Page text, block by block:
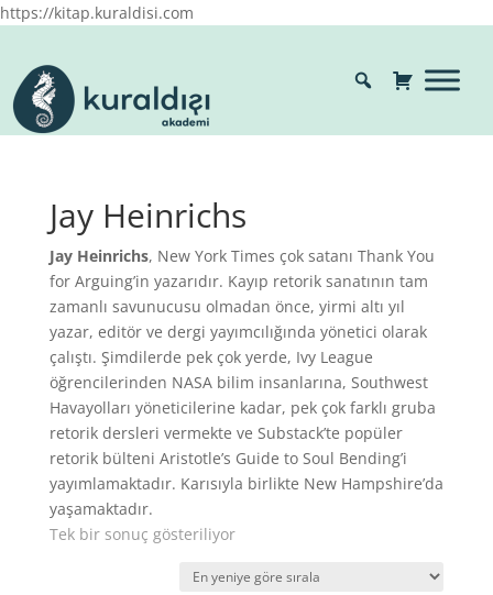
https://kitap.kuraldisi.com
Jay Heinrichs
Jay Heinrichs, New York Times çok satanı Thank You
for Arguing’in yazarıdır. Kayıp retorik sanatının tam
zamanlı savunucusu olmadan önce, yirmi altı yıl
yazar, editör ve dergi yayımcılığında yönetici olarak
çalıştı. Şimdilerde pek çok yerde, Ivy League
öğrencilerinden NASA bilim insanlarına, Southwest
Havayolları yöneticilerine kadar, pek çok farklı gruba
retorik dersleri vermekte ve Substack’te popüler
retorik bülteni Aristotle’s Guide to Soul Bending’i
yayımlamaktadır. Karısıyla birlikte New Hampshire’da
yaşamaktadır.
Tek bir sonuç gösteriliyor